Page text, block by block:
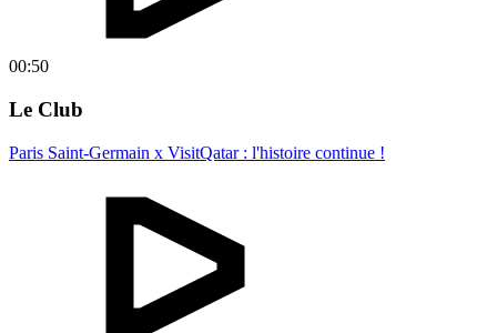
00:50
Le Club
Paris Saint-Germain x VisitQatar : l'histoire continue !